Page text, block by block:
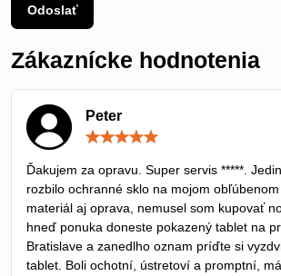
Odoslať
Zákaznícke hodnotenia
Peter
5
Ďakujem za opravu. Super servis *****.
rozbilo ochranné sklo na mojom
materiál aj oprava, nemusel som kupovať
hneď ponuka doneste pokazený tablet na
Bratislave a zanedlho oznam príďte si
tablet. Boli ochotní, ústretoví a promptní,